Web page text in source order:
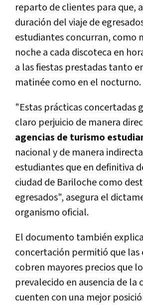
reparto de clientes para que,
duración del viaje de
estudiantes concurran, como
noche a cada discoteca en
a las fiestas prestadas tanto
matinée como en el nocturno.
"Estas prácticas concertadas
claro perjuicio de manera
agencias de turismo
nacional y de manera
estudiantes que en definitiva
ciudad de Bariloche como
egresados", asegura el
organismo oficial.
El documento también
concertación permitió que las
cobren mayores precios que
prevalecido en ausencia de la
cuenten con una mejor